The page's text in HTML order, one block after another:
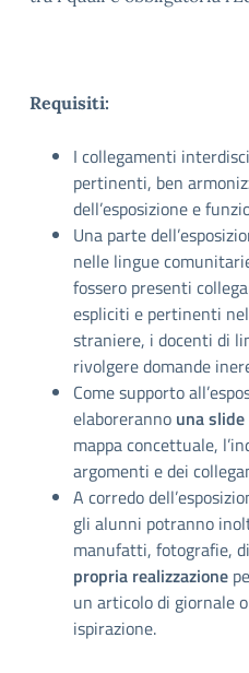
Requisiti:
I collegamenti
pertinenti, ben
dell’esposizione e
Una parte
nelle lingue
fossero presenti
espliciti e pertinenti
straniere, i docenti di
rivolgere domande
Come supporto
elaboreranno una slide
mappa concettuale,
argomenti e dei
A corredo
gli alunni potranno
manufatti, fotografie,
propria realizzazione
un articolo di giornale
ispirazione.